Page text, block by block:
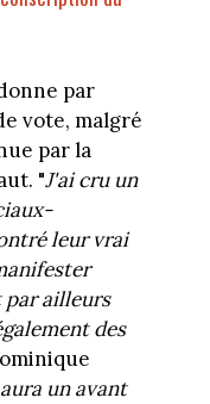
par
vote, malgré
par la
"J'ai cru un
leur vrai
ailleurs
des
un avant